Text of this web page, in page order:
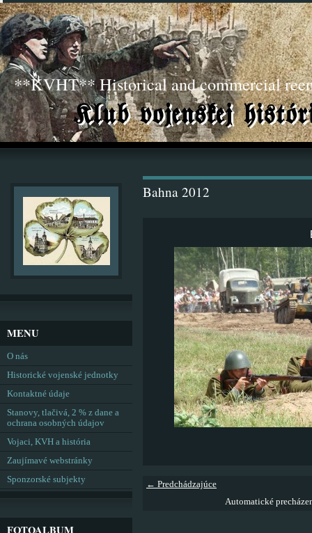
**KVHT** Historical and commercial
Bahna 2012
← Predchádzajúce
Automatické
MENU
O nás
Historické vojenské jednotky
Kontaktné údaje
Stanovy, tlačivá, 2 % z dane a
ochrana osobných údajov
Vojaci, KVH a história
Zaujímavé webstránky
Sponzorské subjekty
FOTOALBUM